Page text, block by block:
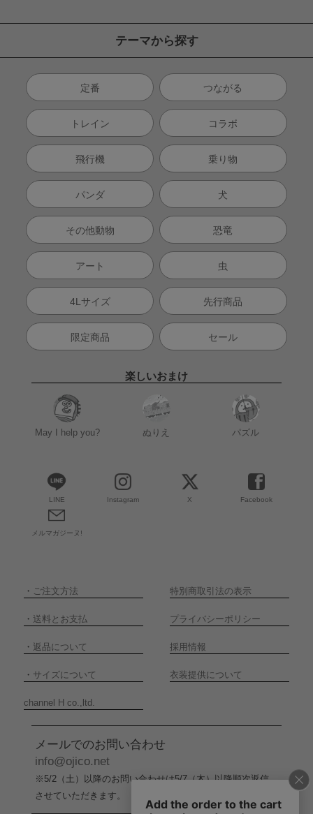
テーマから探す
定番 つながる
トレイン コラボ
飛行機 乗り物
パンダ 犬
その他動物 恐竜
アート 虫
4Lサイズ 先行商品
限定商品 セール
楽しいおまけ
May I help you? ぬりえ パズル
LINE Instagram X Facebook
メルマガジーヌ!
・ ご注文方法 特別商取引法の表示
・ 送料とお支払 プライバシーポリシー
・ 返品について 採用情報
・ サイズについて 衣装提供について
channel H co.,ltd.
メールでのお問い合わせ
info@ojico.net
※5/2（土）以降のお問い合わせは5/7（木）以降順次返信
させていただきます。